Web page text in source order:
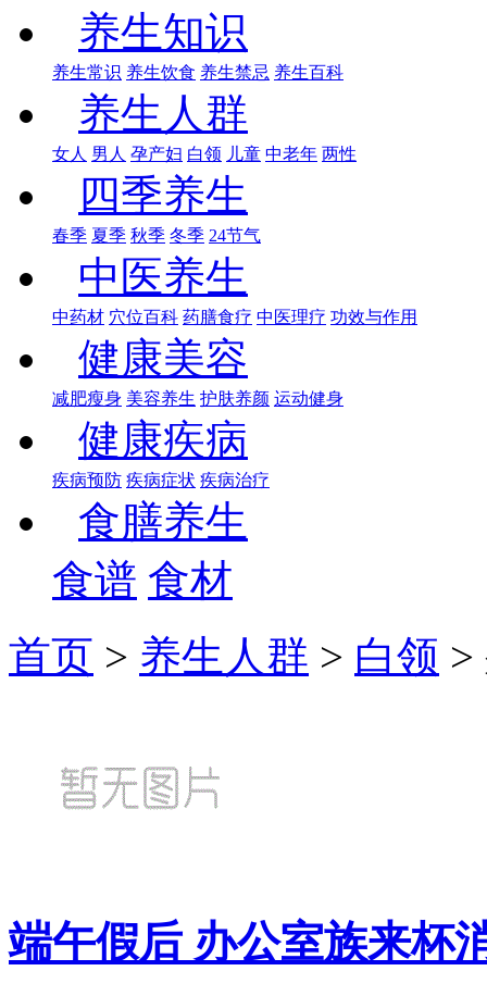
养生知识
养生常识 养生饮食 养生禁忌 养生百科
养生人群
女人 男人 孕产妇 白领 儿童 中老年 两性
四季养生
春季 夏季 秋季 冬季 24节气
中医养生
中药材 穴位百科 药膳食疗 中医理疗 功效与作用
健康美容
减肥瘦身 美容养生 护肤养颜 运动健身
健康疾病
疾病预防 疾病症状 疾病治疗
食膳养生
食谱 食材
首页 > 养生人群 > 白领 >
端午假后 办公室族来杯